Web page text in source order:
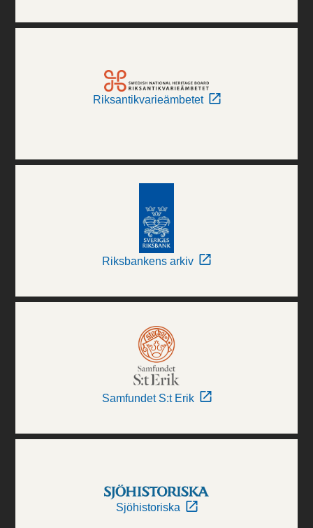
Riksantikvarieämbetet
Riksbankens arkiv
Samfundet S:t Erik
Sjöhistoriska